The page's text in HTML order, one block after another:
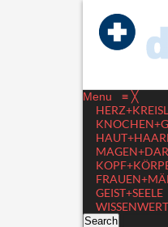
Menu ≡ ╳
GEIST+SEELE